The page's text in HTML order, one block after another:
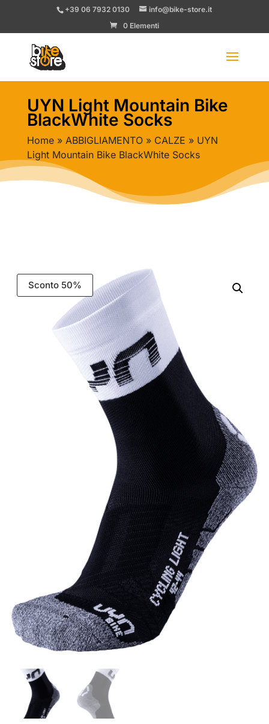
+39 06 7932 0130
info@bike-store.it
0 Elementi
UYN Light Mountain Bike
BlackWhite Socks
Home» ABBIGLIAMENTO» CALZE » UYN
Light Mountain Bike BlackWhite Socks
Sconto 50%